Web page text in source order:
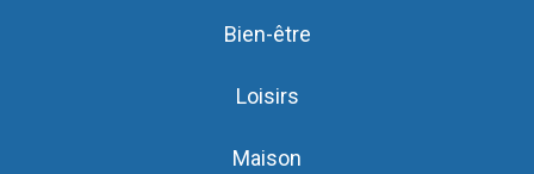
Bien-être
Loisirs
Maison